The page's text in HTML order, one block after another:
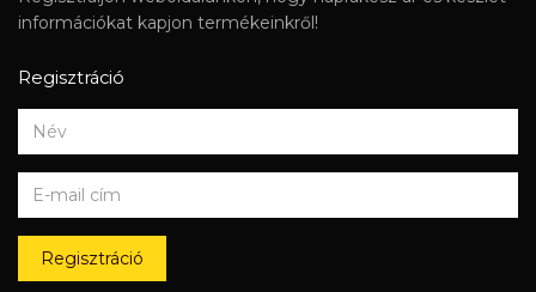
információkat kapjon termékeinkről!
Regisztráció
Regisztráció